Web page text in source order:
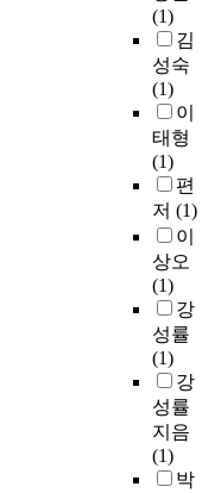
(1)
김
성숙
(1)
이
태형
(1)
편
저 (1)
이
상오
(1)
강
성률
(1)
강
성률
지음
(1)
박